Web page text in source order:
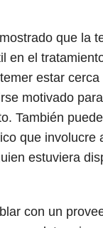
que la
en el
estar
motivado
También
que involucre
estuviera
con un